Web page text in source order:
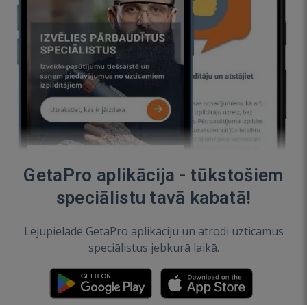
GetaPro aplikācija - tūkstošiem
speciālistu tavā kabatā!
Lejupielādē GetaPro aplikāciju un atrodi uzticamus
speciālistus jebkurā laikā.